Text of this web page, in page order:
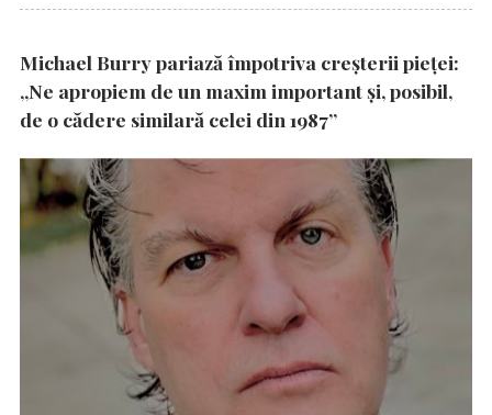
Michael Burry pariază împotriva creșterii pieței:
„Ne apropiem de un maxim important și, posibil,
de o cădere similară celei din 1987”